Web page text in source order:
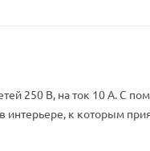
250 В, на ток 10 А. С
к которым